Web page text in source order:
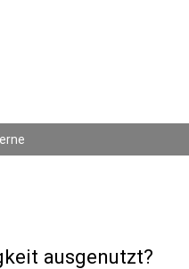
ausgenutzt?